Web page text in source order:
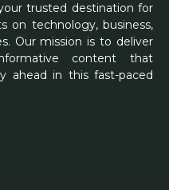
trusted destination for
on technology, business,
Our mission is to deliver
content that
ahead in this fast-paced